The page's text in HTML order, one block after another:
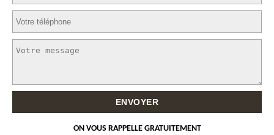
ON VOUS RAPPELLE GRATUITEMENT